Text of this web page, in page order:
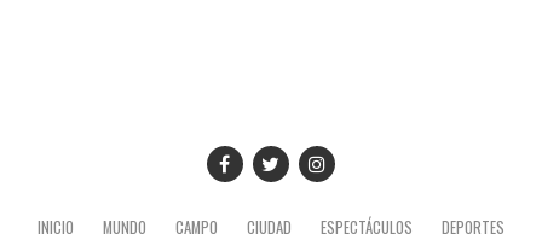
INICIO MUNDO CAMPO CIUDAD ESPECTÁCULOS DEPORTES